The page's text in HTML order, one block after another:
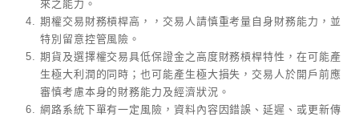
來之能力。
期權交易財務槓桿高，，交易人請慎重考量自身財務能力，並
特別留意控管風險。
期貨及選擇權交易具低保證金之高度財務槓桿特性，在可能產
生極大利潤的同時；也可能產生極大損失，交易人於開戶前應
審慎考慮本身的財務能力及經濟狀況。
網路系統下單有一定風險，資料內容因錯誤、延遲、或更新傳